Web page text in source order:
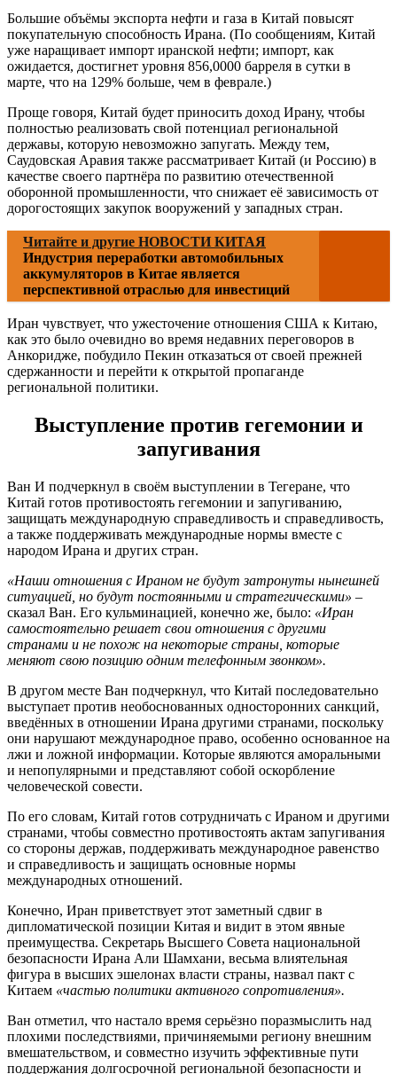
Большие объёмы экспорта нефти и газа в Китай повысят
покупательную способность Ирана. (По сообщениям, Китай
уже наращивает импорт иранской нефти; импорт, как
ожидается, достигнет уровня 856,0000 барреля в сутки в
марте, что на 129% больше, чем в феврале.)
Проще говоря, Китай будет приносить доход Ирану, чтобы
полностью реализовать свой потенциал региональной
державы, которую невозможно запугать. Между тем,
Саудовская Аравия также рассматривает Китай (и Россию) в
качестве своего партнёра по развитию отечественной
оборонной промышленности, что снижает её зависимость от
дорогостоящих закупок вооружений у западных стран.
Читайте и другие НОВОСТИ КИТАЯ
Индустрия переработки автомобильных
аккумуляторов в Китае является
перспективной отраслью для инвестиций
Иран чувствует, что ужесточение отношения США к Китаю,
как это было очевидно во время недавних переговоров в
Анкоридже, побудило Пекин отказаться от своей прежней
сдержанности и перейти к открытой пропаганде
региональной политики.
Выступление против гегемонии и
запугивания
Ван И подчеркнул в своём выступлении в Тегеране, что
Китай готов противостоять гегемонии и запугиванию,
защищать международную справедливость и справедливость,
а также поддерживать международные нормы вместе с
народом Ирана и других стран.
«Наши отношения с Ираном не будут затронуты нынешней
ситуацией, но будут постоянными и стратегическими» –
сказал Ван. Его кульминацией, конечно же, было: «Иран
самостоятельно решает свои отношения с другими
странами и не похож на некоторые страны, которые
меняют свою позицию одним телефонным звонком».
В другом месте Ван подчеркнул, что Китай последовательно
выступает против необоснованных односторонних санкций,
введённых в отношении Ирана другими странами, поскольку
они нарушают международное право, особенно основанное на
лжи и ложной информации. Которые являются аморальными
и непопулярными и представляют собой оскорбление
человеческой совести.
По его словам, Китай готов сотрудничать с Ираном и другими
странами, чтобы совместно противостоять актам запугивания
со стороны держав, поддерживать международное равенство
и справедливость и защищать основные нормы
международных отношений.
Конечно, Иран приветствует этот заметный сдвиг в
дипломатической позиции Китая и видит в этом явные
преимущества. Секретарь Высшего Совета национальной
безопасности Ирана Али Шамхани, весьма влиятельная
фигура в высших эшелонах власти страны, назвал пакт с
Китаем «частью политики активного сопротивления».
Ван отметил, что настало время серьёзно поразмыслить над
плохими последствиями, причиняемыми региону внешним
вмешательством, и совместно изучить эффективные пути
поддержания долгосрочной региональной безопасности и